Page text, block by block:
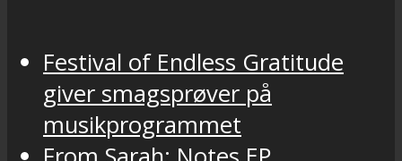
Festival of Endless Gratitude
giver smagsprøver på
musikprogrammet